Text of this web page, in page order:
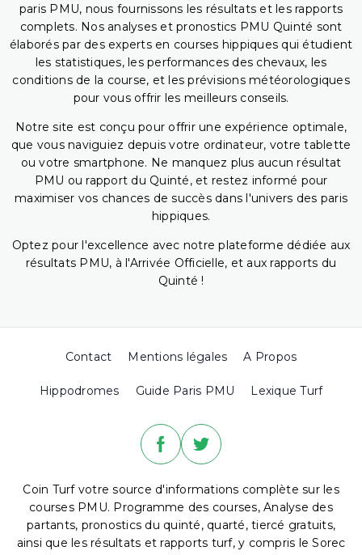
paris PMU, nous fournissons les résultats et les rapports
complets. Nos analyses et pronostics PMU Quinté sont
élaborés par des experts en courses hippiques qui étudient
les statistiques, les performances des chevaux, les
conditions de la course, et les prévisions météorologiques
pour vous offrir les meilleurs conseils.
Notre site est conçu pour offrir une expérience optimale,
que vous naviguiez depuis votre ordinateur, votre tablette
ou votre smartphone. Ne manquez plus aucun résultat
PMU ou rapport du Quinté, et restez informé pour
maximiser vos chances de succès dans l'univers des paris
hippiques.
Optez pour l'excellence avec notre plateforme dédiée aux
résultats PMU, à l'Arrivée Officielle, et aux rapports du
Quinté !
Contact Mentions légales A Propos
Hippodromes Guide Paris PMU Lexique Turf
Coin Turf votre source d'informations complète sur les
courses PMU. Programme des courses, Analyse des
partants, pronostics du quinté, quarté, tiercé gratuits,
ainsi que les résultats et rapports turf, y compris le Sorec